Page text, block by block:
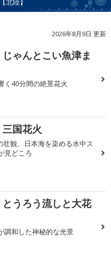
2026年8月9日 更新
ゃんとこい魚津ま
く40分間の絶景花火
国花火
壮観、日本海を染める水中ス
見どころ
うろう流しと大花
調和した神秘的な光景